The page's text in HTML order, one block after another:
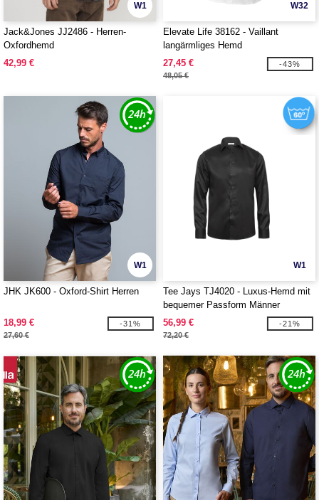
W1
Jack&Jones JJ2486 - Herren-
Oxfordhemd
42,99 €
W32
Elevate Life 38162 - Vaillant
langärmliges Hemd
27,45 €
48,05 €
-43%
W1
JHK JK600 - Oxford-Shirt Herren
18,99 €
27,60 €
-31%
W1
Tee Jays TJ4020 - Luxus-Hemd mit
bequemer Passform Männer
56,99 €
72,20 €
-21%